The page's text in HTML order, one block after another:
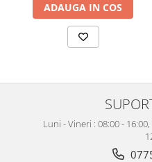
ADAUGA IN COS
Luni - Vineri : 08:00 -